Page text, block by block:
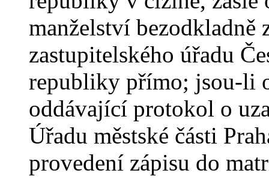
manželství
zastupitelského úřadu
republiky přímo; jsou-li
oddávající protokol o
Úřadu městské části
provedení zápisu do